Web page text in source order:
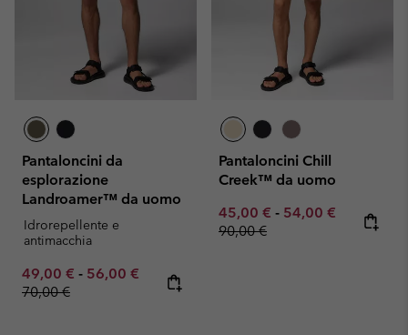
Pantaloncini da
esplorazione
Landroamer™ da uomo
Idrorepellente e
antimacchia
Minimum sale price:
49,00 € - Maximum sale price:
56,00 € Regular price:
70,00 €
Pantaloncini Chill
Creek™ da uomo
Minimum sale price:
45,00 € - Maximum sale
54,00 € Regular
90,00 €